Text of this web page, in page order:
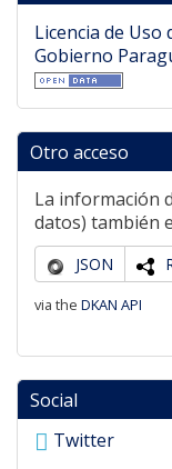
Licencia de
Gobierno
Otro acceso
La información
datos) también
JSON
via the DKAN API
Social
Twitter